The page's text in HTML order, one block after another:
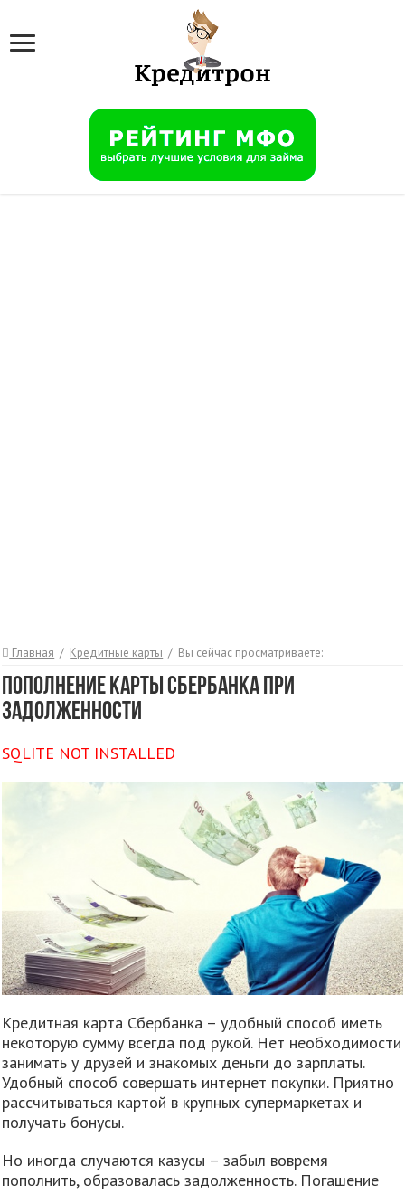
Главная / Кредитные карты / Вы сейчас просматриваете:
Пополнение карты Сбербанка при
задолженности
SQLITE NOT INSTALLED
Кредитная карта Сбербанка – удобный способ иметь
некоторую сумму всегда под рукой. Нет необходимости
занимать у друзей и знакомых деньги до зарплаты.
Удобный способ совершать интернет покупки. Приятно
рассчитываться картой в крупных супермаркетах и
получать бонусы.
Но иногда случаются казусы – забыл вовремя
пополнить, образовалась задолженность. Погашение